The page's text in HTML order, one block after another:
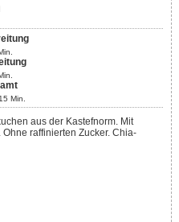
15 Min.
aus der Kastefnorm. Mit
raffinierten Zucker. Chia-